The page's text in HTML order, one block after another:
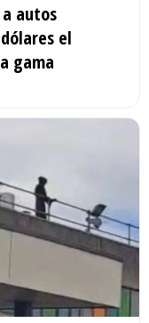
autos
el
gama